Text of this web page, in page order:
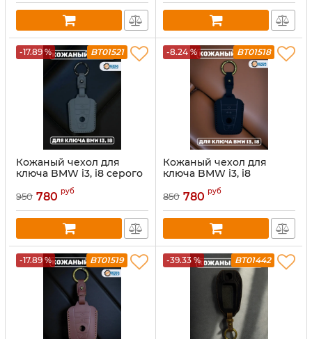
-17.89 % BT01521
Кожаный чехол для
ключа BMW i3, i8 серого
950 780 руб
-8.24 % BT01518
Кожаный чехол для
ключа BMW i3, i8
черного цвета
850 780 руб
-17.89 % BT01519 -39.33 % BT01442